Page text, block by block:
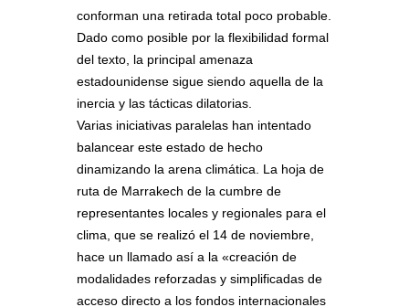
conforman una retirada total poco probable.
Dado como posible por la flexibilidad formal
del texto, la principal amenaza
estadounidense sigue siendo aquella de la
inercia y las tácticas dilatorias.
Varias iniciativas paralelas han intentado
balancear este estado de hecho
dinamizando la arena climática. La hoja de
ruta de Marrakech de la cumbre de
representantes locales y regionales para el
clima, que se realizó el 14 de noviembre,
hace un llamado así a la «creación de
modalidades reforzadas y simplificadas de
acceso directo a los fondos internacionales